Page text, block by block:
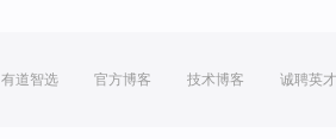
有道智选 官方博客 技术博客 诚聘英才